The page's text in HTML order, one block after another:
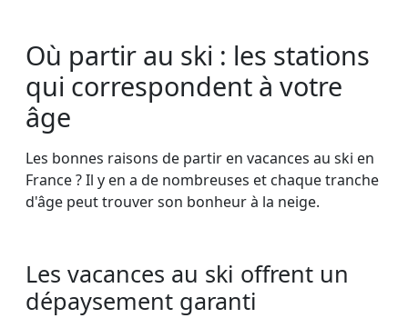
Où partir au ski : les stations
qui correspondent à votre
âge
Les bonnes raisons de partir en vacances au ski en
France ? Il y en a de nombreuses et chaque tranche
d'âge peut trouver son bonheur à la neige.
Les vacances au ski offrent un
dépaysement garanti